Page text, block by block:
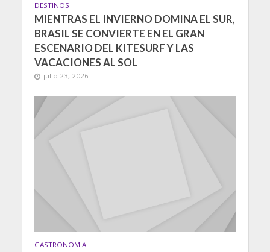
DESTINOS
MIENTRAS EL INVIERNO DOMINA EL SUR,
BRASIL SE CONVIERTE EN EL GRAN
ESCENARIO DEL KITESURF Y LAS
VACACIONES AL SOL
julio 23, 2026
GASTRONOMIA